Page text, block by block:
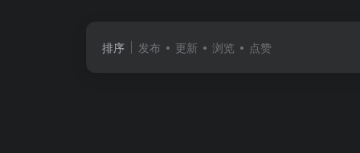
排序 发布 更新 浏览 点赞